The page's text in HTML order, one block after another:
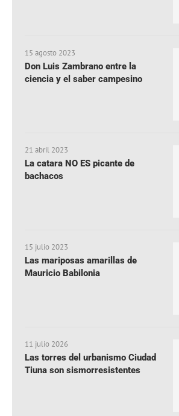
15 agosto 2023
Don Luis Zambrano entre la
ciencia y el saber campesino
21 abril 2023
La catara NO ES picante de
bachacos
15 julio 2023
Las mariposas amarillas de
Mauricio Babilonia
11 julio 2026
Las torres del urbanismo Ciudad
Tiuna son sismorresistentes